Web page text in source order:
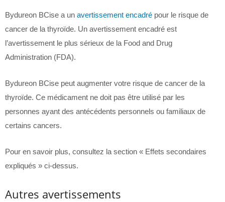
Bydureon BCise a un avertissement encadré pour le risque de
cancer de la thyroïde. Un avertissement encadré est
l’avertissement le plus sérieux de la Food and Drug
Administration (FDA).
Bydureon BCise peut augmenter votre risque de cancer de la
thyroïde. Ce médicament ne doit pas être utilisé par les
personnes ayant des antécédents personnels ou familiaux de
certains cancers.
Pour en savoir plus, consultez la section « Effets secondaires
expliqués » ci-dessus.
Autres avertissements